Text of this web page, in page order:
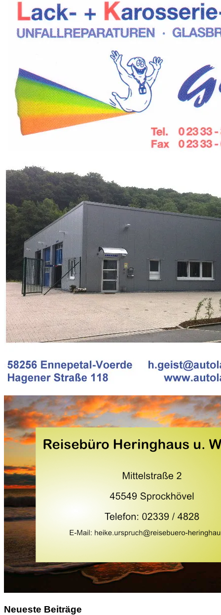
Neueste Beiträge